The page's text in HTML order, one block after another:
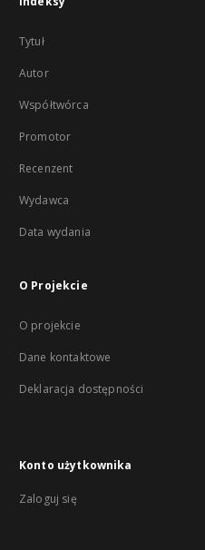
Tytuł
Autor
Współtwórca
Promotor
Recenzent
Wydawca
Data wydania
O Projekcie
O projekcie
Dane kontaktowe
Deklaracja dostępności
Konto użytkownika
Zaloguj się